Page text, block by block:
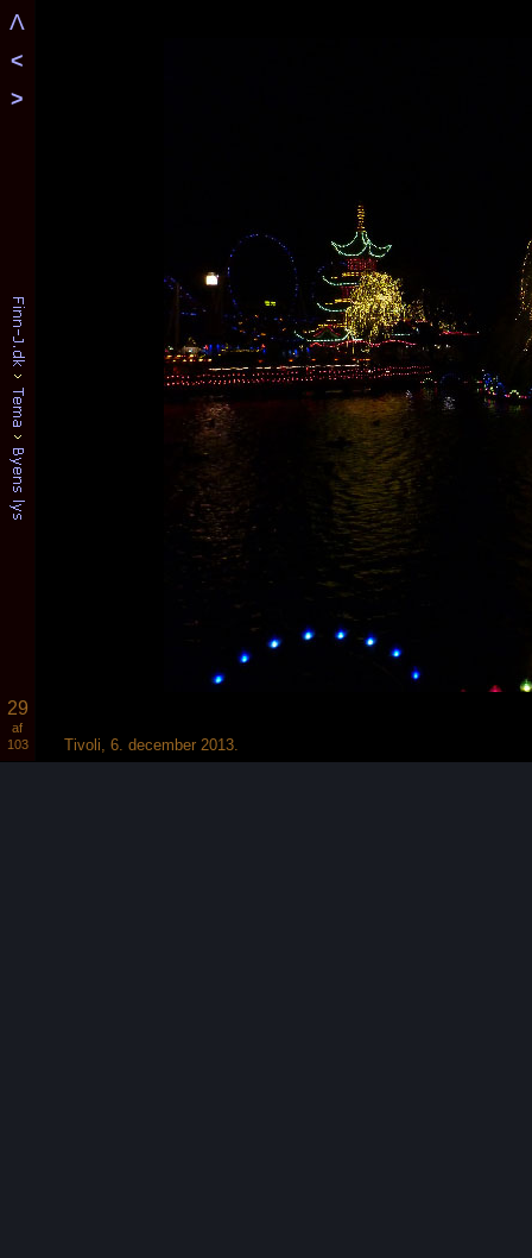
Λ
<
>
29
af
103
Tivoli, 6. december 2013.